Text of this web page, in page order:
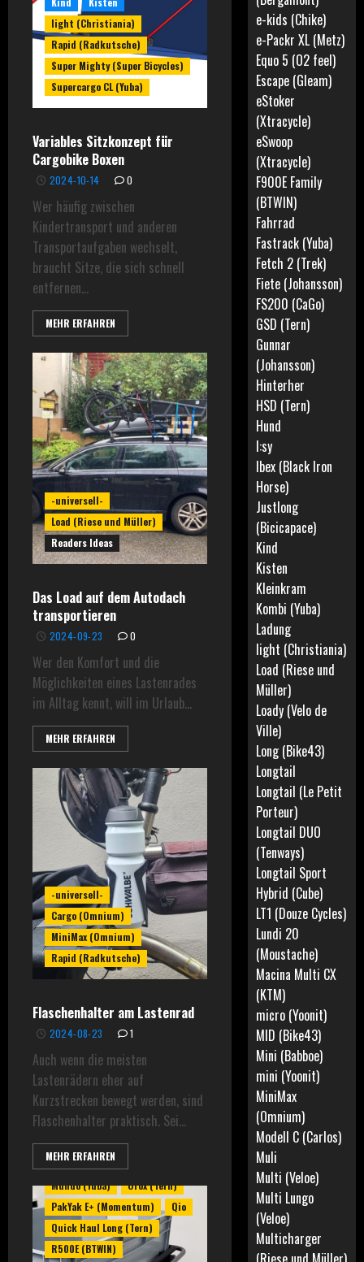
light (Christiania)
Rapid (Radkutsche)
Super Mighty (Super Bicycles)
Supercargo CL (Yuba)
Variables Sitzkonzept für
Cargobike Boxen
2024-10-14 0
Wer häufig zwischen
Kindertransport und anderen
Transportaufgaben wechselt,
braucht Sitze, die sich schnell
entfernen...
MEHR ERFAHREN
-universell-
Load (Riese und Müller)
Readers Ideas
Das Load auf dem Autodach
transportieren
2024-09-23 0
Wer den Komfort und die
Möglichkeiten eines Lastenrades
im Alltag kennt, will im Urlaub...
MEHR ERFAHREN
-universell-
Cargo (Omnium)
MiniMax (Omnium)
Rapid (Radkutsche)
Flaschenhalter am Lastenrad
2024-08-23 1
Auch wenn die meisten
Lastenrädern eher auf
Kurzstrecken bewegt werden, sind
Flaschenhalter praktisch. Sei...
MEHR ERFAHREN
-universell-
Boost (Benno)
Breeze (Urban Arrow)
Cabby (Gazelle)
e-cargoville LT (Bergamont)
Equo 5 (O2 feel)
eStoker (Xtracycle)
eSwoop (Xtracycle)
GSD (Tern)
HSD (Tern)
I:sy
Justlong (Bicicapace)
Kisten
Loady (Velo de Ville)
Long (Bike43)
Longtail (Le Petit Porteur)
Longtail DUO (Tenways)
Longtail Sport Hybrid (Cube)
Lundi 20 (Moustache)
Macina Multi CX (KTM)
MID (Bike43)
Modell C (Carlos)
Multi (Veloe)
Multi Lungo (Veloe)
Multicharger (Riese und Müller)
Multitinker (Riese und Müller)
Mundo (Yuba)
Orox (Tern)
PakYak E+ (Momentum)
Qio
Quick Haul Long (Tern)
R500E (BTWIN)
e-kids (Chike)
e-Packr XL (Metz)
Equo 5 (O2 feel)
Escape (Gleam)
eStoker
(Xtracycle)
eSwoop
(Xtracycle)
F900E Family
(BTWIN)
Fahrrad
Fastrack (Yuba)
Fetch 2 (Trek)
Fiete (Johansson)
FS200 (CaGo)
GSD (Tern)
Gunnar
(Johansson)
Hinterher
HSD (Tern)
Hund
I:sy
Ibex (Black Iron
Horse)
Justlong
(Bicicapace)
Kind
Kisten
Kleinkram
Kombi (Yuba)
Ladung
light (Christiania)
Load (Riese und
Müller)
Loady (Velo de
Ville)
Long (Bike43)
Longtail
Longtail (Le Petit
Porteur)
Longtail DUO
(Tenways)
Longtail Sport
Hybrid (Cube)
LT1 (Douze Cycles)
Lundi 20
(Moustache)
Macina Multi CX
(KTM)
micro (Yoonit)
MID (Bike43)
Mini (Babboe)
mini (Yoonit)
MiniMax
(Omnium)
Modell C (Carlos)
Muli
Multi (Veloe)
Multi Lungo
(Veloe)
Multicharger